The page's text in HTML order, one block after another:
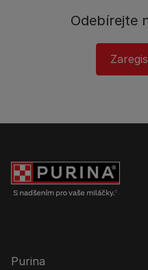
Odebírejte
Purina